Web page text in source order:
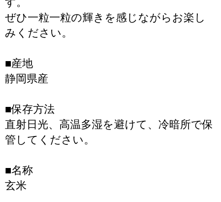
ぜひ一粒一粒の輝きを感じながらお楽し
みください。
■産地
静岡県産
■保存方法
直射日光、高温多湿を避けて、冷暗所で保
管してください。
■名称
玄米